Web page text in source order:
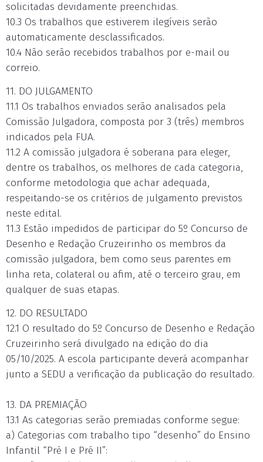
solicitadas devidamente preenchidas.
10.3 Os trabalhos que estiverem ilegíveis serão
automaticamente desclassificados.
10.4 Não serão recebidos trabalhos por e-mail ou
correio.
11. DO JULGAMENTO
11.1 Os trabalhos enviados serão analisados pela
Comissão Julgadora, composta por 3 (três) membros
indicados pela FUA.
11.2 A comissão julgadora é soberana para eleger,
dentre os trabalhos, os melhores de cada categoria,
conforme metodologia que achar adequada,
respeitando-se os critérios de julgamento previstos
neste edital.
11.3 Estão impedidos de participar do 5º Concurso de
Desenho e Redação Cruzeirinho os membros da
comissão julgadora, bem como seus parentes em
linha reta, colateral ou afim, até o terceiro grau, em
qualquer de suas etapas.
12. DO RESULTADO
12.1 O resultado do 5º Concurso de Desenho e Redação
Cruzeirinho será divulgado na edição do dia
05/10/2025. A escola participante deverá acompanhar
junto a SEDU a verificação da publicação do resultado.
13. DA PREMIAÇÃO
13.1 As categorias serão premiadas conforme segue:
a) Categorias com trabalho tipo “desenho” do Ensino
Infantil “Pré I e Pré II”: